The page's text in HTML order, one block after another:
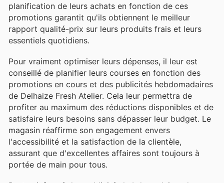
planification de leurs achats en fonction de ces
promotions garantit qu'ils obtiennent le meilleur
rapport qualité-prix sur leurs produits frais et leurs
essentiels quotidiens.
Pour vraiment optimiser leurs dépenses, il leur est
conseillé de planifier leurs courses en fonction des
promotions en cours et des publicités hebdomadaires
de Delhaize Fresh Atelier. Cela leur permettra de
profiter au maximum des réductions disponibles et de
satisfaire leurs besoins sans dépasser leur budget. Le
magasin réaffirme son engagement envers
l'accessibilité et la satisfaction de la clientèle,
assurant que d'excellentes affaires sont toujours à
portée de main pour tous.